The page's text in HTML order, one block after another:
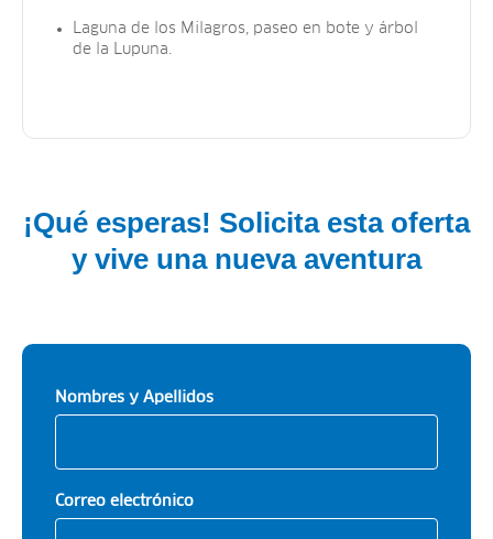
Laguna de los Milagros, paseo en bote y árbol
de la Lupuna.
¡Qué esperas! Solicita esta oferta
y vive una nueva aventura
Nombres y Apellidos
Correo electrónico